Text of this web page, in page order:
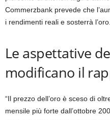
Commerzbank prevede che
i rendimenti reali e sosterrà l’oro.
Le aspettative
modificano il
“Il prezzo dell’oro è sceso di
mensile più forte dall’ottobre